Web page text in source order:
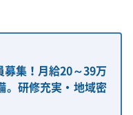
募集！月給20～39万
。研修充実・地域密